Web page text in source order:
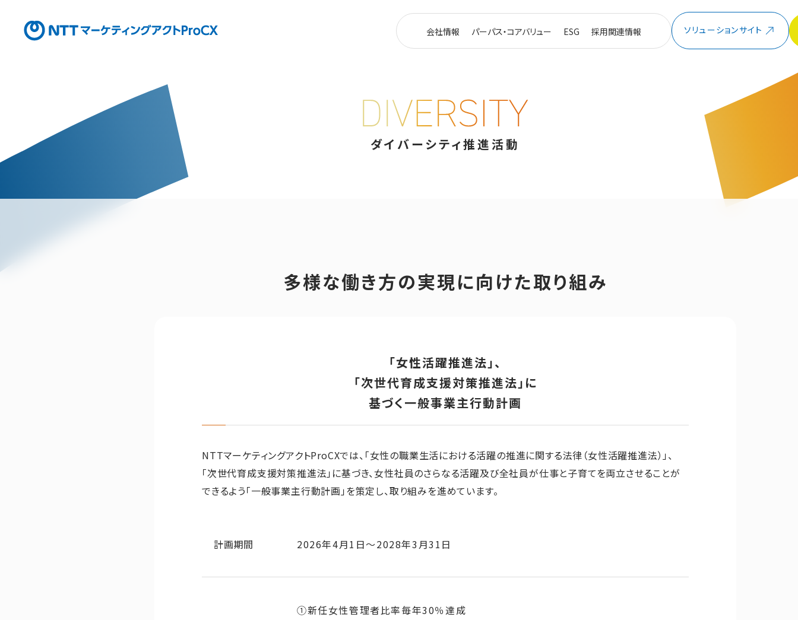
会社情報 パーパス・コアバリュー ESG 採用関連情報 ソリューションサイト
ダイバーシティ推進活動
ダイバーシティ推進活動
多様な働き方の実現に向けた取り組み
「女性活躍推進法」、
「次世代育成支援対策推進法」に
基づく一般事業主行動計画
NTTマーケティングアクトProCXでは、「女性の職業生活における活躍の推進に関する法律（女性活躍推進法）」、
「次世代育成支援対策推進法」に基づき、女性社員のさらなる活躍及び全社員が仕事と子育てを両立させることが
できるよう「一般事業主行動計画」を策定し、取り組みを進めています。
計画期間 2026年4月1日～2028年3月31日
①新任女性管理者比率毎年30％達成